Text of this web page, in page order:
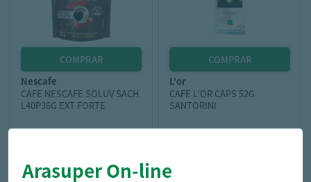
nescafe
CAFE NESCAFE SOLUV SACH
L40P36G EXT FORTE
R$ 7,89
l'or
CAFE L'OR CAPS 52G
SANTORINI
Arasuper On-line